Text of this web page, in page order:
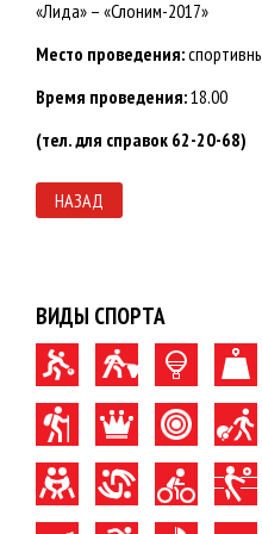
«Лида» – «Слоним-2017»
Место проведения:
Время проведения:18.00
(тел. для справок 62-20-68)
НАЗАД
ВИДЫ СПОРТА